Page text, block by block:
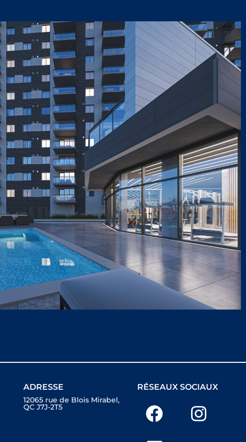
ADRESSE
12065 rue de Blois Mirabel,
QC J7J-2T5
RÉSEAUX SOCIAUX